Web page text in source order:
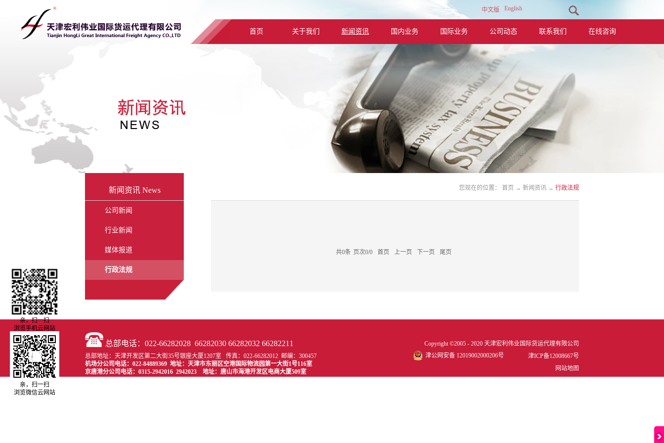
中文版 English
首页 关于我们 新闻资讯 国内业务 国际业务 公司动态 联系我们 在线咨询
新闻资讯 News
公司新闻
行业新闻
媒体报道
行政法规
您现在的位置： 首页 → 新闻资讯 → 行政法规
共0条 页次0/0 首页 上一页 下一页 尾页
Copyright ©2005 - 2020 天津宏利伟业国际货运代理有限公司
津ICP备12008667号
网站地图
总部地址：天津开发区第二大街35号银座大厦1207室 传真：022-66282012 邮编：300457
机场分公司电话：022-84889369 地址：天津市东丽区空港国际物流园第一大街1号116室
京唐港分公司电话：0315-2942016 2942023 地址：唐山市海港开发区电商大厦509室
总部电话：022-66282028 66282030 66282032 66282211
津公网安备 12019002000206号
亲，扫一扫
浏览手机云网站
亲，扫一扫
浏览微信云网站